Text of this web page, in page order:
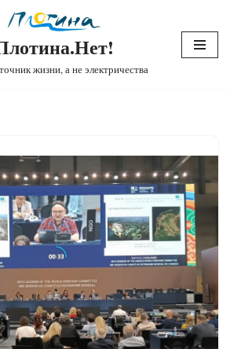
жизни, а не электричества